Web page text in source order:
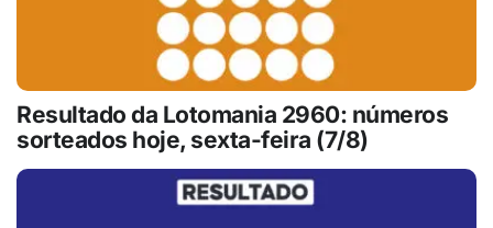
Resultado da Lotomania 2960: números
sorteados hoje, sexta-feira (7/8)